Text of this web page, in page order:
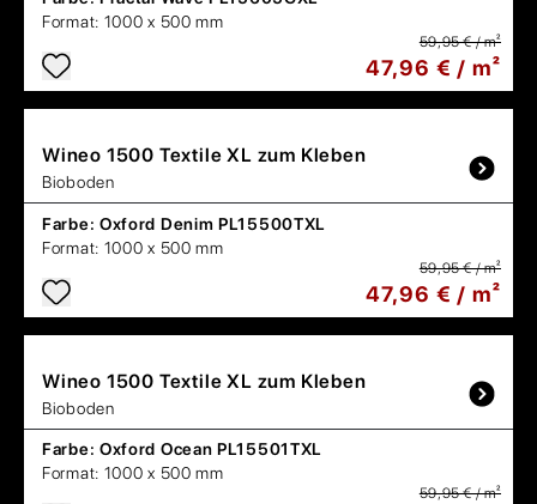
Format: 1000 x 500 mm
59,95 € / m²
47,96 € / m²
Wineo 1500 Textile XL zum Kleben
Bioboden
Farbe: Oxford Denim PL15500TXL
Format: 1000 x 500 mm
59,95 € / m²
47,96 € / m²
Wineo 1500 Textile XL zum Kleben
Bioboden
Farbe: Oxford Ocean PL15501TXL
Format: 1000 x 500 mm
59,95 € / m²